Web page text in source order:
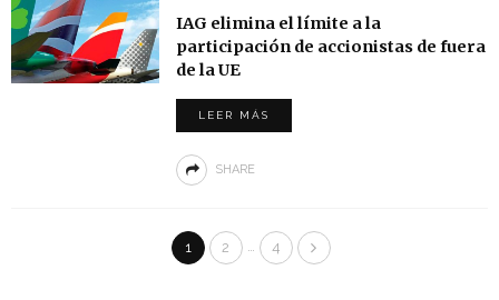
IAG elimina el límite a la
participación de accionistas de fuera
de la UE
LEER MÁS
SHARE
1 2 … 4